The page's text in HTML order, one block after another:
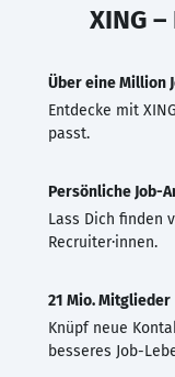
XING
Über eine Million
Entdecke mit
passt.
Persönliche Job-
Lass Dich finden
Recruiter·innen.
21 Mio. Mitglieder
Knüpf neue
besseres Job-